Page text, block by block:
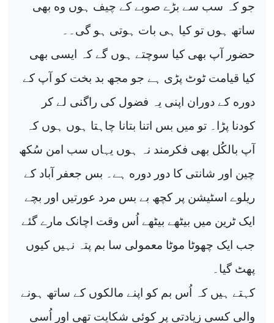
جو کہ سب سے بڑے صوبے کے چیف ہوں وە بھی
ساتھ ہوں تو کیا ہی بات ہوتی ہو گی۔۔
حضور آپ بھی کیا سوچتے ہوں گے کہ ایسی بھی
کیا قیامت ٹوٹ پڑی ہے جو مجھ بد بخت کو آپ کے
دور ە کے دوران اپنی یہ فضول کی راگنی لے کر
کودنا پڑا۔ تو میں بس اتنا بتانا چاہتا ہوں ہوں کہ
آپ بالکُل بھی فکرمند نہ ہوں یہاں سب امن سُکھ
چین اور شانتی کا دور دور ە ہے۔ بس جعفر آباد کے
ریلوے اسٹیشن پر کچھ بے بس مرد عورتیں اور بچے
ایک ٹرین میں بیٹھے بیٹھے اُس وقت اچانک مارے گئے
جب ایک چھوٹا موٹا معمولی سا بم پتہ نہیں کیوں
پھٹ گیا۔
کہتے ہیں کہ اُس بم کو اپنے مالکوں کے ساتھ ہونے
والی کسی زیادتی پر کوئی شکایت تھی اور اُسی